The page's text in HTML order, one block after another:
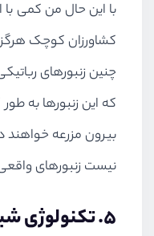
با این حال من کمی
کشاورزان کوچک هرگز
چنین زنبورهای
که این زنبورها به
بیرون مزرعه
نیست زنبورهای
5. تکنولوژی